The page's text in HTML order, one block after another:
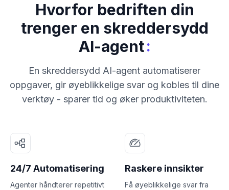
Hvorfor bedriften din
trenger en skreddersydd
AI-agent:
En skreddersydd AI-agent automatiserer
oppgaver, gir øyeblikkelige svar og kobles til dine
verktøy - sparer tid og øker produktiviteten.
24/7 Automatisering
Agenter håndterer repetitivt
Raskere innsikter
Få øyeblikkelige svar fra